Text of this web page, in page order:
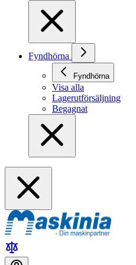
Fyndhörna
Fyndhörna
Visa alla
Lagerutförsäljning
Begagnat